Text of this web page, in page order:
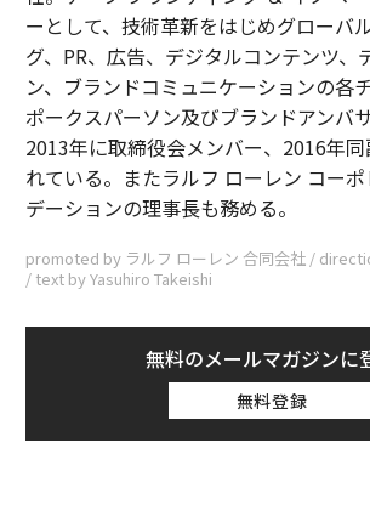
ーとして、技術革新をはじめグローバ
グ、PR、広告、デジタルコンテンツ、
ン、ブランドコミュニケーションの各
ポークスパーソン及びブランドアンバ
2013年に取締役会メンバー、2016年
れている。またラルフ ローレン コー
デーションの理事長も務める。
promoted by ラルフ ローレン 合同会社 /
/ text by Yasuhiro Takeishi
無料のメールマガジンに
無料登録